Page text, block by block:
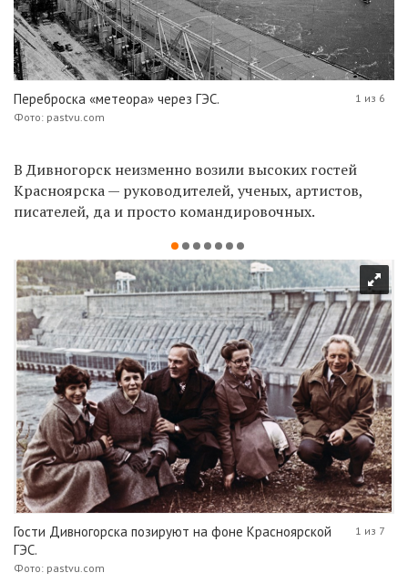
Переброска «метеора» через ГЭС.
Фото: pastvu.com
1 из 6
В Дивногорск неизменно возили высоких гостей
Красноярска — руководителей, ученых, артистов,
писателей, да и просто командировочных.
Гости Дивногорска позируют на фоне Красноярской
ГЭС.
Фото: pastvu.com
1 из 7